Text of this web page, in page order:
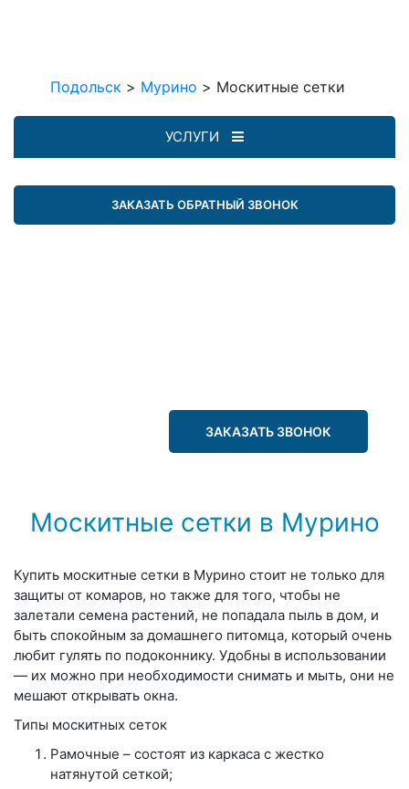
Подольск > Мурино > Москитные сетки
УСЛУГИ
ЗАКАЗАТЬ ОБРАТНЫЙ ЗВОНОК
ЗАКАЗАТЬ ЗВОНОК
Москитные сетки в Мурино
Купить москитные сетки в Мурино стоит не только для
защиты от комаров, но также для того, чтобы не
залетали семена растений, не попадала пыль в дом, и
быть спокойным за домашнего питомца, который очень
любит гулять по подоконнику. Удобны в использовании
— их можно при необходимости снимать и мыть, они не
мешают открывать окна.
Типы москитных сеток
Рамочные – состоят из каркаса с жестко
натянутой сеткой;